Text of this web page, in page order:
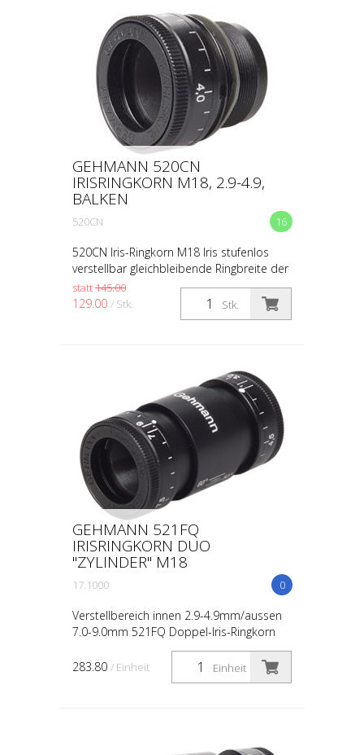
GEHMANN 520CN
IRISRINGKORN M18, 2.9-4.9,
BALKEN
16
520CN
520CN Iris-Ringkorn M18 Iris stufenlos
verstellbar gleichbleibende Ringbreite der
Iris von 1,5 mm Ausführung mit
Querbalken
Stk.
statt145.00
129.00 / Stk.
GEHMANN 521FQ
IRISRINGKORN DUO
"ZYLINDER" M18
0
17.1000
Verstellbereich innen 2.9-4.9mm/aussen
7.0-9.0mm 521FQ Doppel-Iris-Ringkorn
mit Stegen zur stufenlosen Regulierung
der Ringbreite mit separater
Einstellbarkeit des Innend...
Einheit
283.80 / Einheit